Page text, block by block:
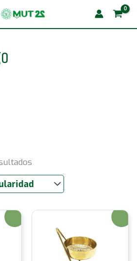
popularidad
¡Oferta! ¡Oferta!